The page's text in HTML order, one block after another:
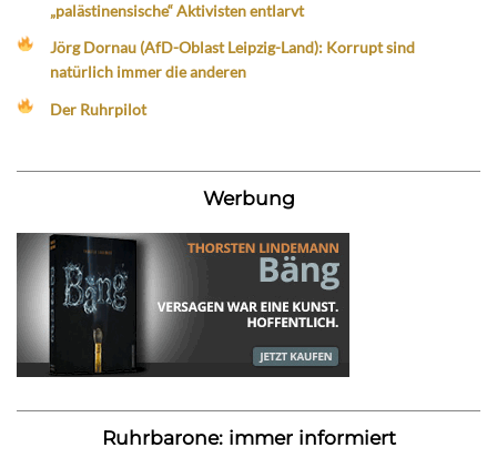
„palästinensische“ Aktivisten entlarvt
Jörg Dornau (AfD-Oblast Leipzig-Land): Korrupt sind
natürlich immer die anderen
Der Ruhrpilot
Werbung
Ruhrbarone: immer informiert